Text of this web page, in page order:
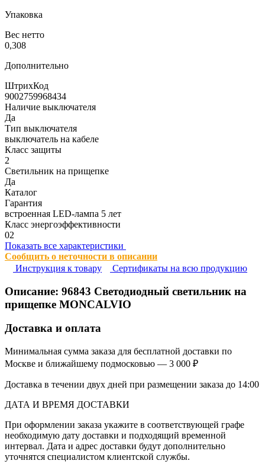
Упаковка
Вес нетто
0,308
Дополнительно
ШтрихКод
9002759968434
Наличие выключателя
Да
Тип выключателя
выключатель на кабеле
Класс защиты
2
Светильник на прищепке
Да
Каталог
Гарантия
встроенная LED-лампа 5 лет
Класс энергоэффективности
02
Показать все характеристики
Сообщить о неточности в описании
Инструкция к товару
Сертификаты на всю продукцию
Описание: 96843 Светодиодный светильник на
прищепке MONCALVIO
Доставка и оплата
Минимальная сумма заказа для бесплатной доставки по
Москве и ближайшему подмосковью — 3 000 ₽
Доставка в течении двух дней при размещении заказа до 14:00
ДАТА И ВРЕМЯ ДОСТАВКИ
При оформлении заказа укажите в соответствующей графе
необходимую дату доставки и подходящий временной
интервал. Дата и адрес доставки будут дополнительно
уточнятся специалистом клиентской службы.